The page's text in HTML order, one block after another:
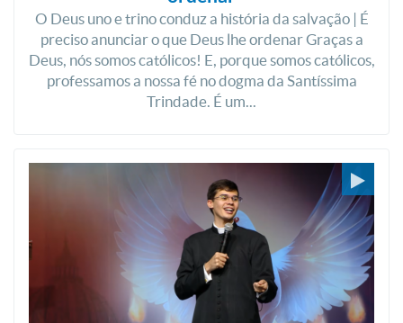
O Deus uno e trino conduz a história da salvação | É
preciso anunciar o que Deus lhe ordenar Graças a
Deus, nós somos católicos! E, porque somos católicos,
professamos a nossa fé no dogma da Santíssima
Trindade. É um...